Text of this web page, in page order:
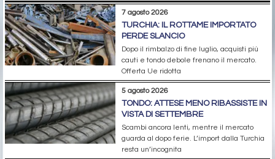
7 agosto 2026
TURCHIA: IL ROTTAME IMPORTATO
PERDE SLANCIO
Dopo il rimbalzo di fine luglio, acquisti più
cauti e tondo debole frenano il mercato.
Offerta Ue ridotta
5 agosto 2026
TONDO: ATTESE MENO RIBASSISTE IN
VISTA DI SETTEMBRE
Scambi ancora lenti, mentre il mercato
guarda al dopo ferie. L’import dalla Turchia
resta un’incognita